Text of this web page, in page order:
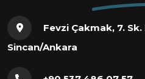
Fevzi Çakmak, 7.
Sincan/Ankara